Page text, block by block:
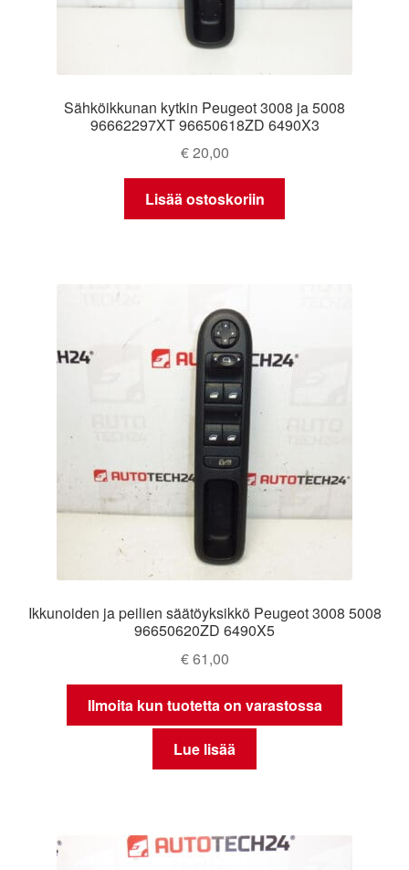
Sähköikkunan kytkin Peugeot 3008 ja 5008
96662297XT 96650618ZD 6490X3
€20,00
Lisää ostoskoriin
Ikkunoiden ja peilien säätöyksikkö Peugeot 3008 5008
96650620ZD 6490X5
€61,00
Ilmoita kun tuotetta on varastossa
Lue lisää